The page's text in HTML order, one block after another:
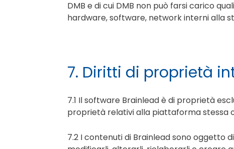
DMB e di cui DMB non può farsi carico
hardware, software, network interni alla
7. Diritti di proprietà
7.1 Il software Brainlead è di proprietà
proprietà relativi alla piattaforma stessa
7.2 I contenuti di Brainlead sono oggetto